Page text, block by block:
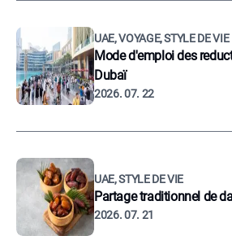
UAE, VOYAGE, STYLE DE VIE
Mode d'emploi des
Dubaï
2026. 07. 22
UAE, STYLE DE VIE
Partage traditionnel de
2026. 07. 21